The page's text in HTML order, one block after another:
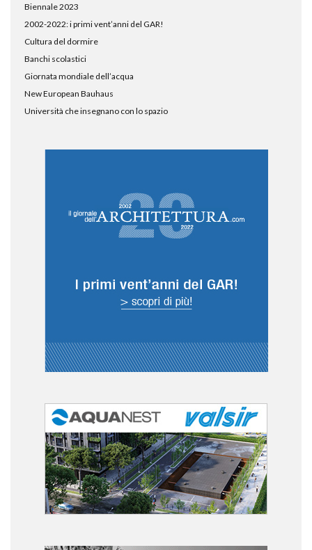
Biennale 2023
2002-2022: i primi vent’anni del GAR!
Cultura del dormire
Banchi scolastici
Giornata mondiale dell’acqua
New European Bauhaus
Università che insegnano con lo spazio